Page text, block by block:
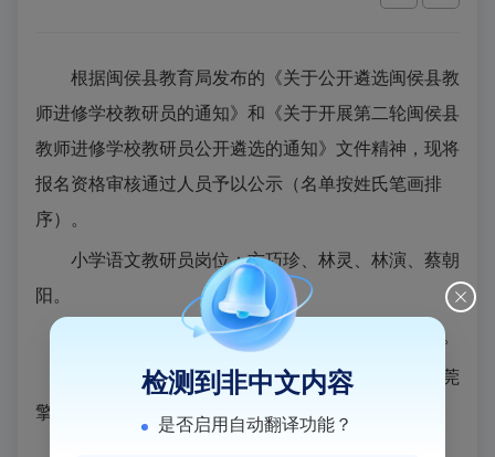
根据闽侯县教育局发布的《关于公开遴选闽侯县教
师进修学校教研员的通知》和《关于开展第二轮闽侯县
教师进修学校教研员公开遴选的通知》文件精神，现将
报名资格审核通过人员予以公示（名单按姓氏笔画排
序）。
小学语文教研员岗位：方巧珍、林灵、林演、蔡朝
阳。
小学科学教研员岗位：陈少芳、林巧芳、林秀玉。
心理健康教育教研员岗位：邱晓岚、林凤燕、詹莞
擎。
检测到非中文内容
是否启用自动翻译功能？